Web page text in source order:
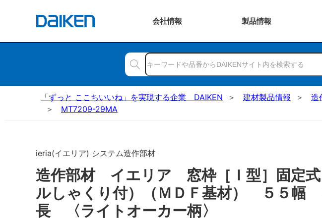
会社情報 製品情報
「ずっと ここちいいね」を実現する企業 DAIKEN 建材製品情報 造
MT7209-29MA
ieria(イエリア) システム造作部材
造作部材 イエリア 窓枠［Ｉ型］固定
ルしゃくり付）（ＭＤＦ基材） ５５幅
長 〈ライトオーカー柄〉